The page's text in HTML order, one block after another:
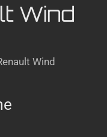
Wind
Wind